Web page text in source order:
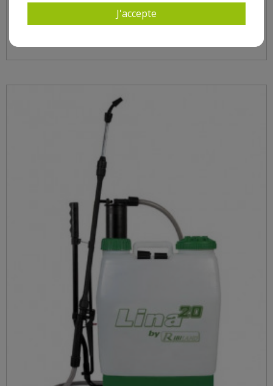
PULVÉRISATEUR 14L À DOS À PRESSION
ENTRETENUE LINA13 USAGE PROFESSIONNEL
J'accepte